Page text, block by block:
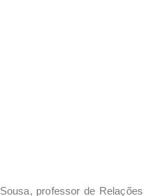
professor de Relações